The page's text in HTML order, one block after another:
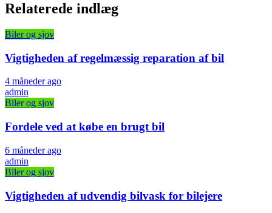
Relaterede indlæg
Biler og sjov
Vigtigheden af regelmæssig reparation af bil
4 måneder ago
admin
Biler og sjov
Fordele ved at købe en brugt bil
6 måneder ago
admin
Biler og sjov
Vigtigheden af udvendig bilvask for bilejere